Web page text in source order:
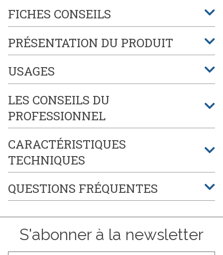
FICHES CONSEILS
PRÉSENTATION DU PRODUIT
USAGES
LES CONSEILS DU
PROFESSIONNEL
CARACTÉRISTIQUES
TECHNIQUES
QUESTIONS FRÉQUENTES
S'abonner à la newsletter